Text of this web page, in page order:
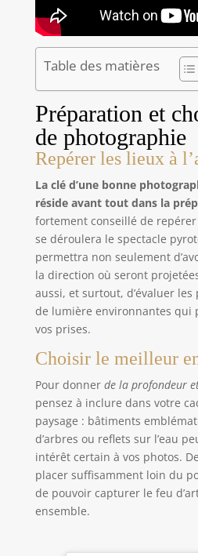
Table des matières
Préparation et
de photographie
Repérer les lieux à
La clé d’une bonne
réside avant tout dans la
fortement conseillé de
se déroulera le spectacle
permettra non seulement
la direction où seront
aussi, et surtout, d’évaluer
de lumière environnantes
vos prises.
Choisir le meilleur
Pour donner de la profondeur
pensez à inclure dans votre
paysage : bâtiments
d’arbres ou reflets sur l’eau
intérêt certain à vos photos.
placer suffisamment loin du
de pouvoir capturer le feu
ensemble.